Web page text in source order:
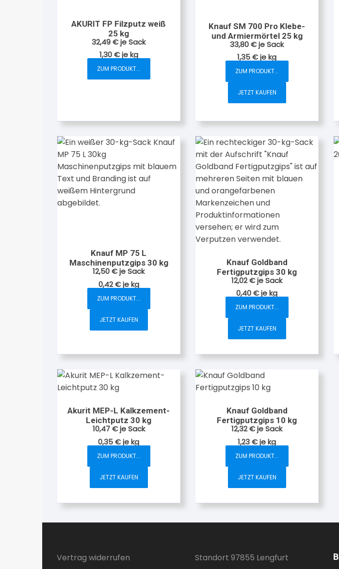
AKURIT FP Filzputz weiß
25 kg
32,49€je Sack
1,30€jekg
ZUM PRODUKT...
Dieses
Varianten
Die
können
auf
der
Knauf SM 700 Pro Klebe-
und Armiermörtel 25 kg
33,80€je Sack
1,35€jekg
ZUM PRODUKT...
JETZT KAUFEN
Knauf MP 75 L
Maschinenputzgips 30 kg
12,50€je Sack
0,42€jekg
ZUM PRODUKT...
JETZT KAUFEN
Knauf Goldband
Fertigputzgips 30 kg
12,02€je Sack
0,40€jekg
ZUM PRODUKT...
JETZT KAUFEN
Akurit MEP-L Kalkzement-
Leichtputz 30 kg
10,47€ je Sack
0,35€jekg
ZUM PRODUKT...
JETZT KAUFEN
Knauf Goldband
Fertigputzgips 10 kg
12,32€je Sack
1,23€jekg
ZUM PRODUKT...
JETZT KAUFEN
Vertrag widerrufen Standort 97855 Lengfurt